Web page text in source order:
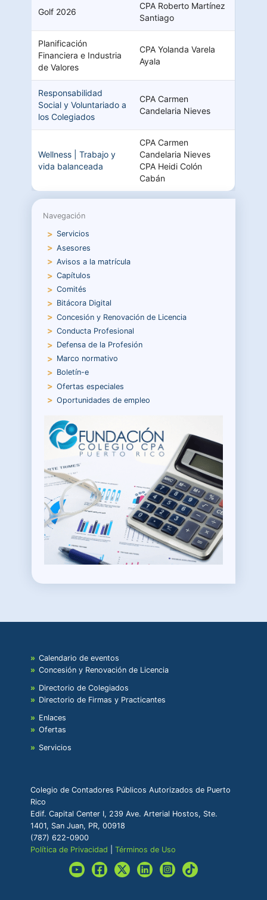
Golf 2026
CPA Roberto Martínez
Santiago
Planificación
Financiera e Industria
de Valores
CPA Yolanda Varela
Ayala
Responsabilidad
Social y Voluntariado a
los Colegiados
CPA Carmen
Candelaria Nieves
Wellness | Trabajo y
vida balanceada
CPA Carmen
Candelaria Nieves
CPA Heidi Colón
Cabán
Navegación
Servicios
Asesores
Avisos a la matrícula
Capítulos
Comités
Bitácora Digital
Concesión y Renovación de Licencia
Conducta Profesional
Defensa de la Profesión
Marco normativo
Boletín-e
Ofertas especiales
Oportunidades de empleo
Calendario de eventos
Concesión y Renovación de Licencia
Directorio de Colegiados
Directorio de Firmas y Practicantes
Enlaces
Ofertas
Servicios
Colegio de Contadores Públicos Autorizados de Puerto
Rico
Edif. Capital Center I, 239 Ave. Arterial Hostos, Ste.
1401, San Juan, PR, 00918
(787) 622-0900
Política de Privacidad |Términos de Uso